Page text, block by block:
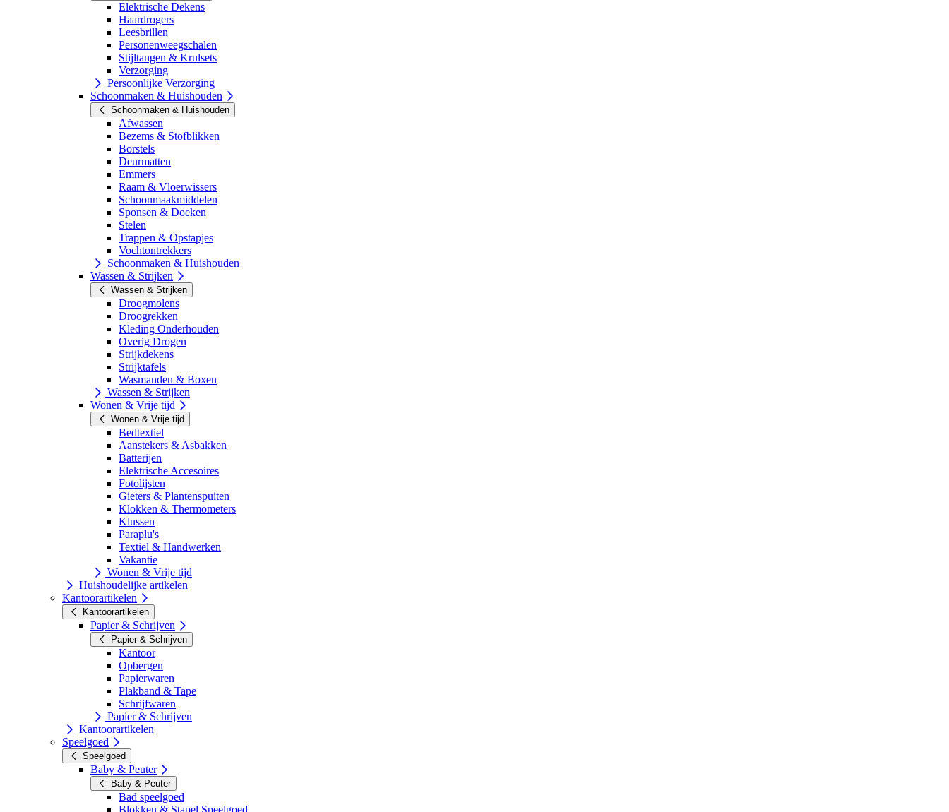
Elektrische Dekens
Haardrogers
Leesbrillen
Personenweegschalen
Stijltangen & Krulsets
Verzorging
Persoonlijke Verzorging
Schoonmaken & Huishouden
Schoonmaken & Huishouden
Afwassen
Bezems & Stofblikken
Borstels
Deurmatten
Emmers
Raam & Vloerwissers
Schoonmaakmiddelen
Sponsen & Doeken
Stelen
Trappen & Opstapjes
Vochtontrekkers
Schoonmaken & Huishouden
Wassen & Strijken
Wassen & Strijken
Droogmolens
Droogrekken
Kleding Onderhouden
Overig Drogen
Strijkdekens
Strijktafels
Wasmanden & Boxen
Wassen & Strijken
Wonen & Vrije tijd
Wonen & Vrije tijd
Bedtextiel
Aanstekers & Asbakken
Batterijen
Elektrische Accesoires
Fotolijsten
Gieters & Plantenspuiten
Klokken & Thermometers
Klussen
Paraplu's
Textiel & Handwerken
Vakantie
Wonen & Vrije tijd
Huishoudelijke artikelen
Kantoorartikelen
Kantoorartikelen
Papier & Schrijven
Papier & Schrijven
Kantoor
Opbergen
Papierwaren
Plakband & Tape
Schrijfwaren
Papier & Schrijven
Kantoorartikelen
Speelgoed
Speelgoed
Baby & Peuter
Baby & Peuter
Bad speelgoed
Blokken & Stapel Speelgoed